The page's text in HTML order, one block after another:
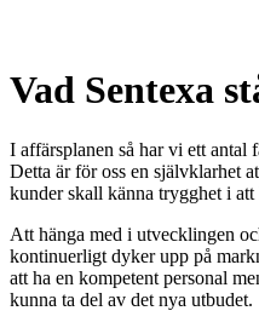
Vad Sentexa
I affärsplanen så har vi ett antal
Detta är för oss en självklarhet
kunder skall känna trygghet i
Att hänga med i utvecklingen
kontinuerligt dyker upp på
att ha en kompetent personal
kunna ta del av det nya utbudet.